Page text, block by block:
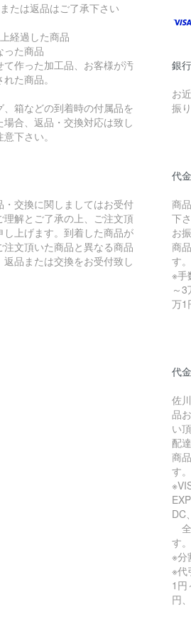
たは返品はご了承下さい
経過した商品
った商品
て作った加工品、お客様が汚
た商品。
、箱などの到着時の付属品を
合、返品・交換対応は致し
下さい。
・交換に関しましてはお受付
解とご了承の上、ご注文頂
し上げます。到着した商品が
文頂いた商品と異なる商品
返品または交換をお受付致し
銀
お
振
代
商
下
お
商
す。
※手
～
万1
代
佐
品
い
配
商
す。
DC
す。
※分
※代
1円
円